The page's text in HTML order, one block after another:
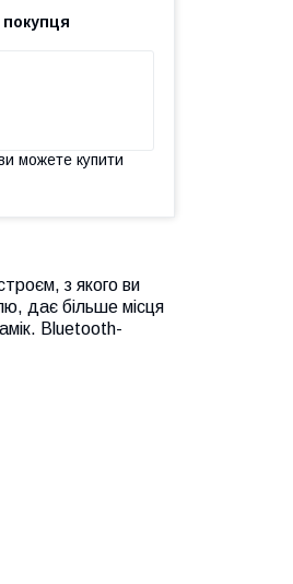
покупця
можете купити
з якого ви
дає більше місця
Bluetooth-